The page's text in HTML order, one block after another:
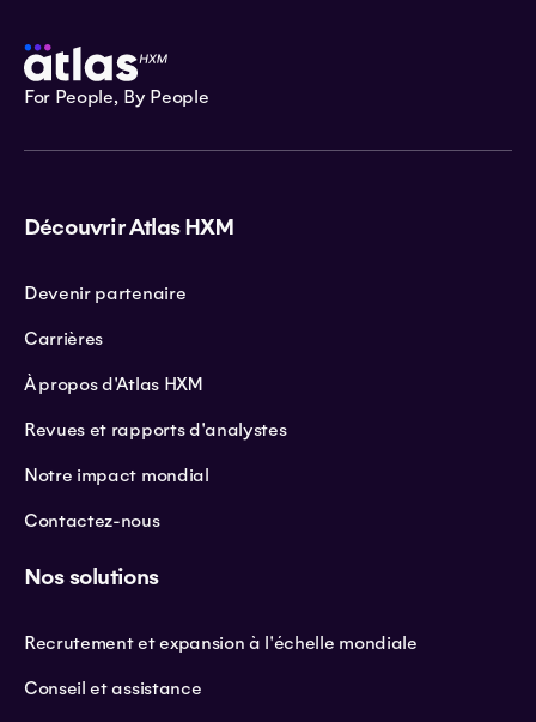
For People, By People
Découvrir Atlas HXM
Devenir partenaire
Carrières
À propos d'Atlas HXM
Revues et rapports d'analystes
Notre impact mondial
Contactez-nous
Nos solutions
Recrutement et expansion à l'échelle mondiale
Conseil et assistance